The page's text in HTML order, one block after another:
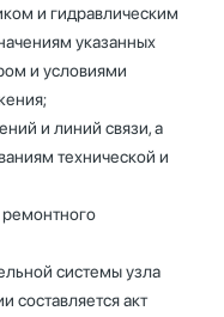
и гидравлическим
указанных
и условиями
и линий связи, а
технической и
ремонтного
системы узла
составляется акт